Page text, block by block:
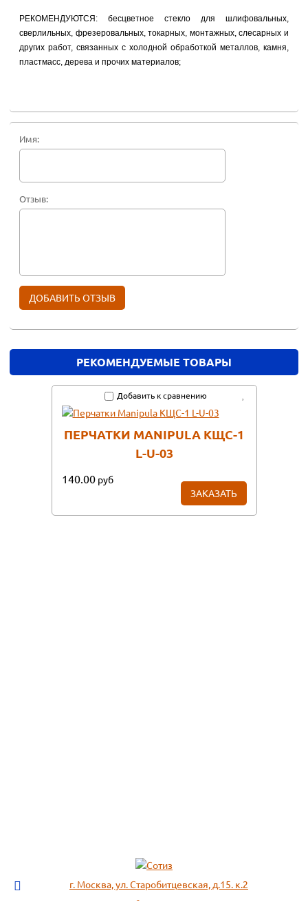
РЕКОМЕНДУЮТСЯ: бесцветное стекло для шлифовальных,
сверлильных, фрезеровальных, токарных, монтажных, слесарных и
других работ, связанных с холодной обработкой металлов, камня,
пластмасс, дерева и прочих материалов;
Имя:
Отзыв:
РЕКОМЕНДУЕМЫЕ ТОВАРЫ
Добавить к сравнению
ПЕРЧАТКИ MANIPULA КЩС-1
L-U-03
140.00 руб
ЗАКАЗАТЬ
г. Москва, ул. Старобитцевская, д.15. к.2
info@sotizz.ru